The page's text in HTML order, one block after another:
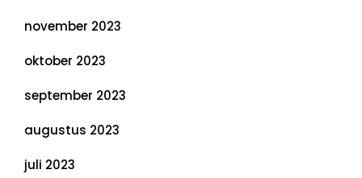
november 2023
oktober 2023
september 2023
augustus 2023
juli 2023